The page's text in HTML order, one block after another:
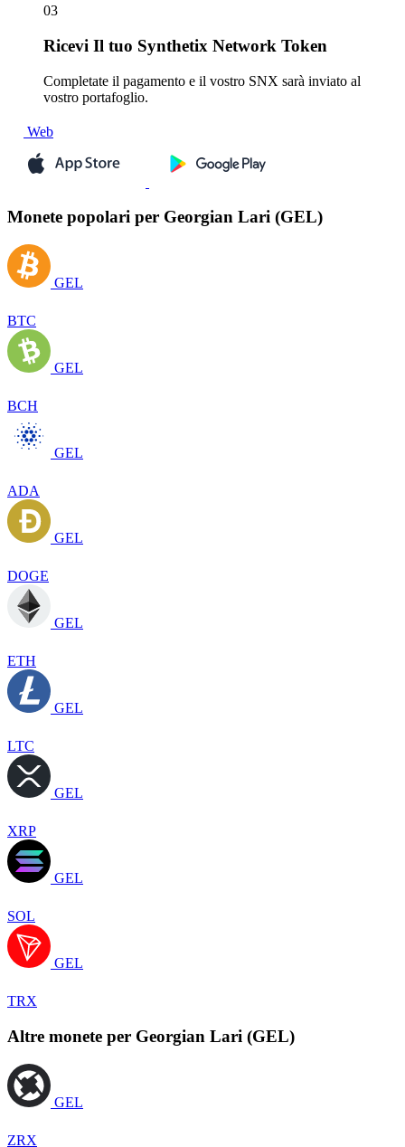
03
Ricevi Il tuo Synthetix Network Token
Completate il pagamento e il vostro SNX sarà inviato al
vostro portafoglio.
Web
Monete popolari per Georgian Lari (GEL)
GEL
BTC
GEL
BCH
GEL
ADA
GEL
DOGE
GEL
ETH
GEL
LTC
GEL
XRP
GEL
SOL
GEL
TRX
Altre monete per Georgian Lari (GEL)
GEL
ZRX